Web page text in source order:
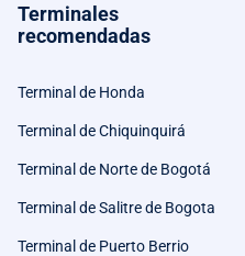
Terminales
recomendadas
Terminal de Honda
Terminal de Chiquinquirá
Terminal de Norte de Bogotá
Terminal de Salitre de Bogota
Terminal de Puerto Berrio